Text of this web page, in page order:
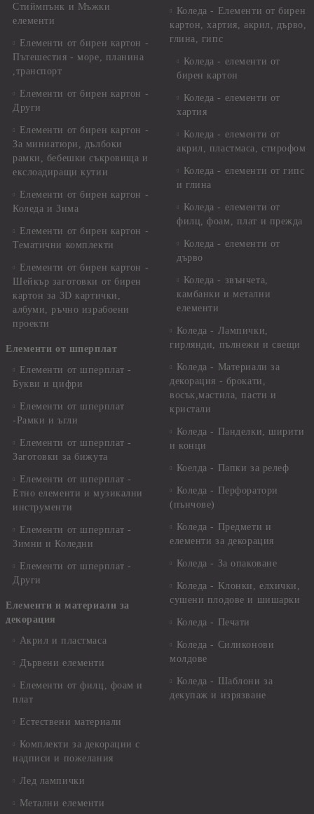
Стиймпънк и Мъжки
елементи
Елементи от бирен картон -
Пътешестия - море, планина
,транспорт
Елементи от бирен картон -
Други
Елементи от бирен картон -
За миниатюри, дълбоки
рамки, бебешки съкровища и
екслоадиращи кутии
Елементи от бирен картон -
Коледа и Зима
Елементи от бирен картон -
Тематични комплекти
Елементи от бирен картон -
Шейкър заготовки от бирен
картон за 3D картички,
албуми, ръчно израбоени
проекти
Елементи от шперплат
Елементи от шперплат -
Букви и цифри
Елементи от шперплат
-Рамки и ъгли
Елементи от шперплат -
Заготовки за бижута
Елементи от шперплат -
Етно елементи и музикални
инструменти
Елементи от шперплат -
Зимни и Коледни
Елементи от шперплат -
Други
Елементи и материали за
декорация
Акрил и пластмаса
Дървени елементи
Елементи от филц, фоам и
плат
Естествени материали
Комплекти за декорации с
надписи и пожелания
Лед лампички
Метални елементи
Коледа - Eлементи от бирен
картон, хартия, акрил, дърво,
глина, гипс
Коледа - елементи от
бирен картон
Коледа - елементи от
хартия
Коледа - елементи от
акрил, пластмаса, стирофом
Коледа - елементи от гипс
и глина
Коледа - елементи от
филц, фоам, плат и прежда
Коледа - елементи от
дърво
Коледа - звънчета,
камбанки и метални
елементи
Коледа - Лампички,
гирлянди, пълнежи и свещи
Коледа - Материали за
декорация - брокати,
восък,мастила, пасти и
кристали
Коледа - Панделки, ширити
и конци
Коелда - Папки за релеф
Коледа - Перфоратори
(пънчове)
Коледа - Предмети и
елементи за декорация
Коледа - За опаковане
Коледа - Kлонки, елхички,
сушени плодове и шишарки
Коледа - Печати
Коледа - Силиконови
молдове
Коледа - Шаблони за
декупаж и изрязване